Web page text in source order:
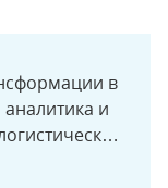
в
и